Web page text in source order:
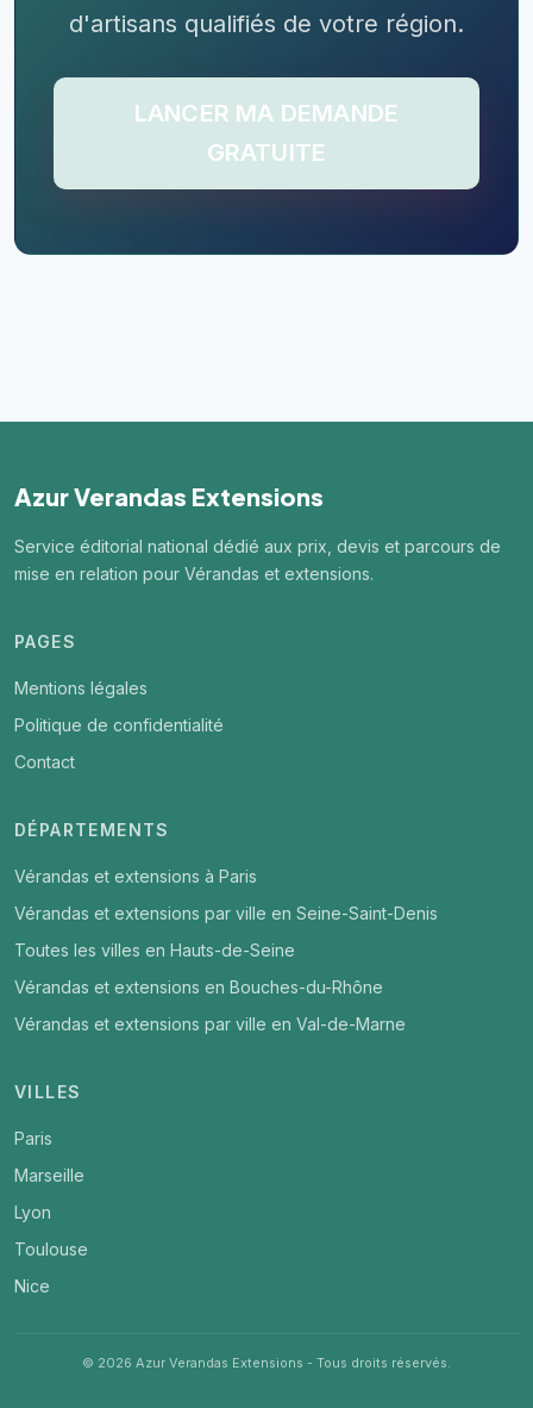
d'artisans qualifiés de votre région.
LANCER MA DEMANDE
GRATUITE
Azur Verandas Extensions
Service éditorial national dédié aux prix, devis et parcours de
mise en relation pour Vérandas et extensions.
PAGES
Mentions légales
Politique de confidentialité
Contact
DÉPARTEMENTS
Vérandas et extensions à Paris
Vérandas et extensions par ville en Seine-Saint-Denis
Toutes les villes en Hauts-de-Seine
Vérandas et extensions en Bouches-du-Rhône
Vérandas et extensions par ville en Val-de-Marne
VILLES
Paris
Marseille
Lyon
Toulouse
Nice
© 2026 Azur Verandas Extensions - Tous droits réservés.